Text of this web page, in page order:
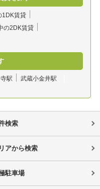
1DK賃貸
の2DK賃貸
駅 武蔵小金井駅
検索
アから検索
駐車場